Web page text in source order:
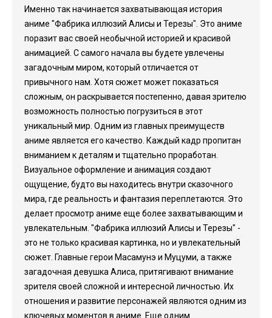
Именно так начинается захватывающая история
аниме "Фабрика иллюзий Алисы и Терезы". Это аниме
поразит вас своей необычной историей и красивой
анимацией. С самого начала вы будете увлечены
загадочным миром, который отличается от
привычного нам. Хотя сюжет может показаться
сложным, он раскрывается постепенно, давая зрителю
возможность полностью погрузиться в этот
уникальный мир. Одним из главных преимуществ
аниме является его качество. Каждый кадр пропитан
вниманием к деталям и тщательно проработан.
Визуальное оформление и анимация создают
ощущение, будто вы находитесь внутри сказочного
мира, где реальность и фантазия переплетаются. Это
делает просмотр аниме еще более захватывающим и
увлекательным. "Фабрика иллюзий Алисы и Терезы" -
это не только красивая картинка, но и увлекательный
сюжет. Главные герои Масамунэ и Муцуми, а также
загадочная девушка Алиса, притягивают внимание
зрителя своей сложной и интересной личностью. Их
отношения и развитие персонажей являются одним из
ключевых моментов в аниме. Еще одним